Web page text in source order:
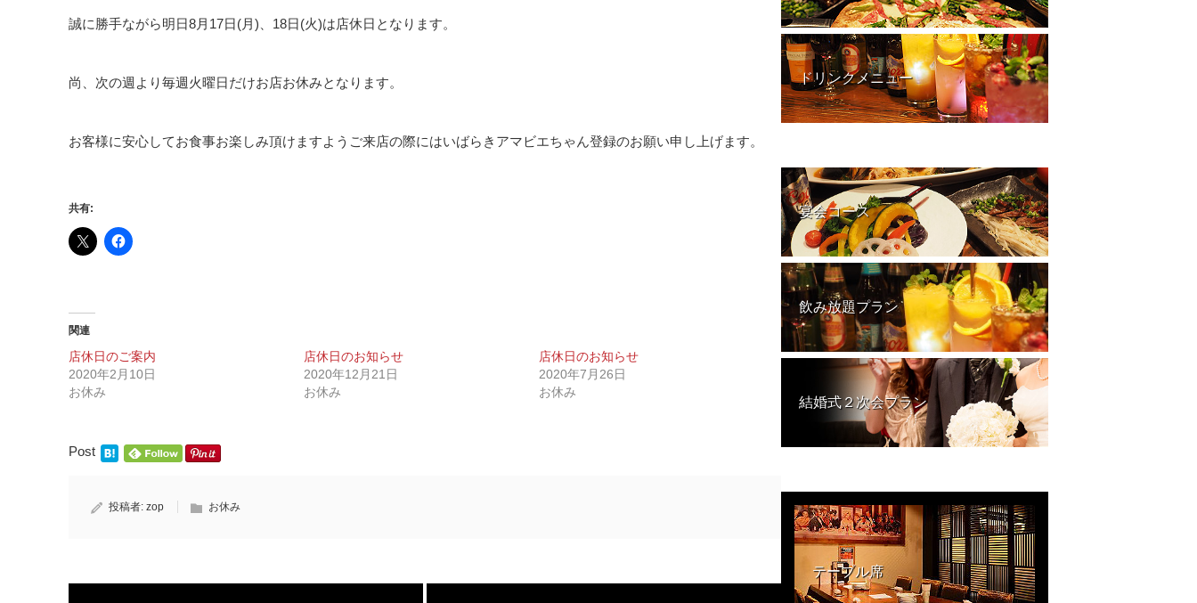
誠に勝手ながら明日8月17日(月)、18日(火)は店休日となります。
尚、次の週より毎週火曜日だけお店お休みとなります。
お客様に安心してお食事お楽しみ頂けますようご来店の際にはいばらきアマビエちゃん登録のお願い申し上げます。
共有:
関連
店休日のご案内
2020年2月10日
お休み
店休日のお知らせ
2020年12月21日
お休み
店休日のお知らせ
2020年7月26日
お休み
Post
投稿者: zop お休み
ドリンクメニュー
宴会コース
飲み放題プラン
結婚式２次会プラン
テーブル席